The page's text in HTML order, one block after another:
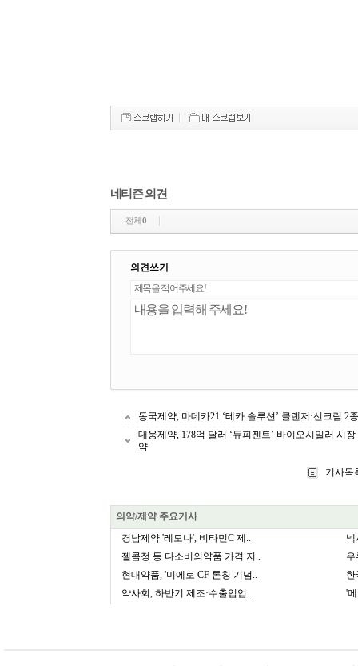
네티즌 의견
전체0
의견쓰기
동국제약, 마데카21 ‘테카 솔루션’ 클렌저·선크림 2
대웅제약, 178억 달러 ‘듀피젠트’ 바이오시밀러 시
약
기사목
의약/제약 주요기사
경남제약 '레모나', 비타민C 제..
넥
젤콤정 등 다소비의약품 가격 지..
우
현대약품, '미에로 CF 론칭 기념..
한
약사회, 하반기 제조·수출입업..
'